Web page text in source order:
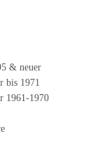
& neuer
bis 1971
1961-1970